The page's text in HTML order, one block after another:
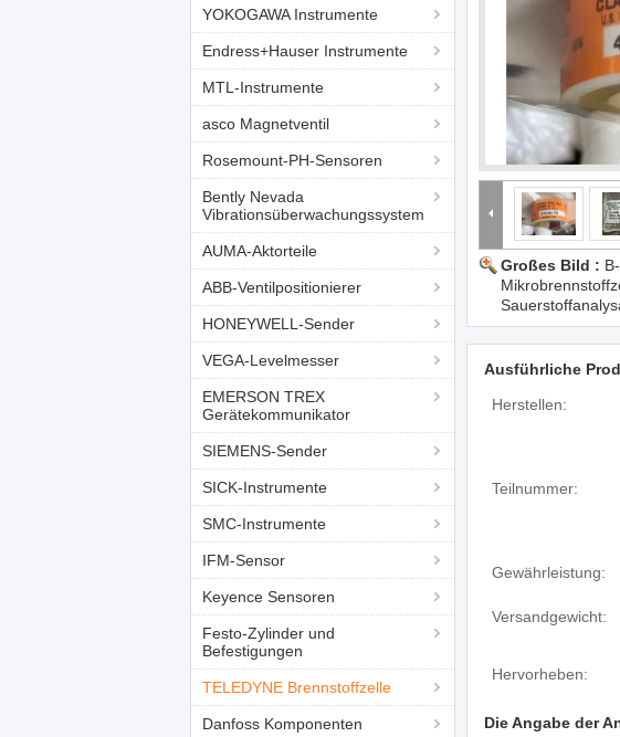
YOKOGAWA Instrumente
Endress+Hauser Instrumente
MTL-Instrumente
asco Magnetventil
Rosemount-PH-Sensoren
Bently Nevada
Vibrationsüberwachungssystem
AUMA-Aktorteile
ABB-Ventilpositionierer
HONEYWELL-Sender
VEGA-Levelmesser
EMERSON TREX
Gerätekommunikator
SIEMENS-Sender
SICK-Instrumente
SMC-Instrumente
IFM-Sensor
Keyence Sensoren
Festo-Zylinder und
Befestigungen
TELEDYNE Brennstoffzelle
Danfoss Komponenten
Großes Bild :
Ausführliche
Herstellen:
Teilnummer:
Gewährleistung:
Versandgewicht:
Hervorheben:
Die Angabe der